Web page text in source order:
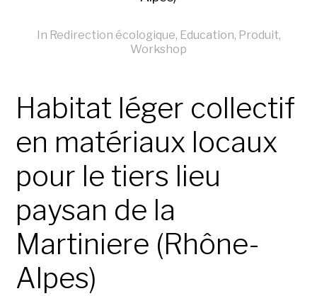
In Redirection écologique, Education, Produit,
Workshop
Habitat léger collectif
en matériaux locaux
pour le tiers lieu
paysan de la
Martiniere (Rhône-
Alpes)